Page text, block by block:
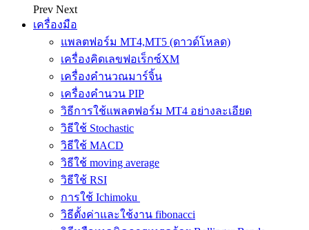
Prev Next
เครื่องมือ
แพลตฟอร์ม MT4,MT5 (ดาวด์โหลด)
เครื่องคิดเลขฟอเร็กซ์XM
เครื่องคำนวณมาร์จิ้น
เครื่องคำนวน PIP
วิธีการใช้แพลตฟอร์ม MT4 อย่างละเอียด
วิธีใช้ Stochastic
วิธีใช้ MACD
วิธีใช้ moving average
วิธีใช้ RSI
การใช้ Ichimoku
วิธีตั้งค่าและใช้งาน fibonacci